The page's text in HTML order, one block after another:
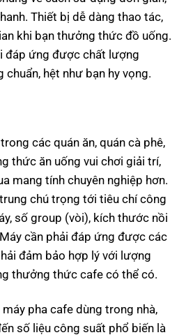
Thiết bị dễ dàng thao tác,
khi bạn thưởng thức đồ uống.
đáp ứng được chất lượng
hệt như bạn hy vọng.
các quán ăn, quán cà phê,
thức ăn uống vui chơi giải trí,
mang tính chuyên nghiệp hơn.
chú trọng tới tiêu chí công
số group (vòi), kích thước nồi
cần phải đáp ứng được các
đảm bảo hợp lý với lượng
thưởng thức cafe có thể có.
pha cafe dùng trong nhà,
số liệu công suất phổ biến là